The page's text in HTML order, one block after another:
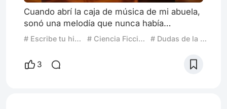
Cuando abrí la caja de música de mi abuela,
sonó una melodía que nunca había
escuchado antes. Por un momento me sentí
caja, quizás alguna otra por error, pero
¿cómo podía haber otra más? ¿Acaso mi
# Escribe tu historia: Cuando dudas de la realidad del mundo # Ciencia Ficcion y Filosofia # Dudas de la Realidad
3